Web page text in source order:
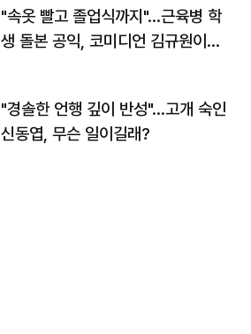
"속옷 빨고 졸업식까지"…근육병 학
생 돌본 공익, 코미디언 김규원이었
"경솔한 언행 깊이 반성"…고개 숙인
신동엽, 무슨 일이길래?